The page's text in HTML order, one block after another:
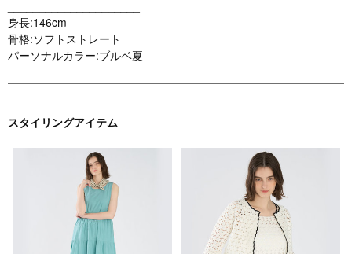
身長:146cm
骨格:ソフトストレート
パーソナルカラー:ブルベ夏
スタイリングアイテム